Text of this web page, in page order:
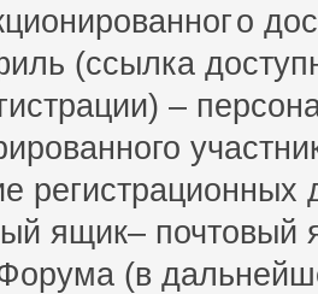
о
(ссылка
–
регистрационных
ящик– почтовый
(в